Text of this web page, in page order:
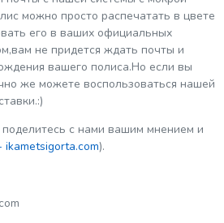
можно просто распечатать в цвете
его в ваших официальных
не придется ждать почты и
вашего полиса.Но если вы
же можете воспользоваться нашей
с нами вашим мнением и
ikametsigorta.com).